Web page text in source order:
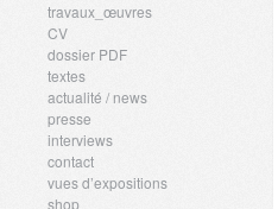
travaux_œuvres
CV
dossier PDF
textes
actualité / news
presse
interviews
contact
vues d’expositions
shop